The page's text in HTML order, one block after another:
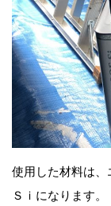
使用した材料は、
Ｓｉになります。